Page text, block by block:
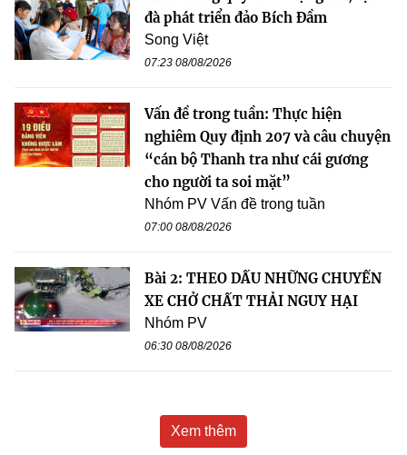
đà phát triển đảo Bích Đầm
Song Việt
07:23 08/08/2026
Vấn đề trong tuần: Thực hiện
nghiêm Quy định 207 và câu chuyện
“cán bộ Thanh tra như cái gương
cho người ta soi mặt”
Nhóm PV Vấn đề trong tuần
07:00 08/08/2026
Bài 2: THEO DẤU NHỮNG CHUYẾN
XE CHỞ CHẤT THẢI NGUY HẠI
Nhóm PV
06:30 08/08/2026
Xem thêm